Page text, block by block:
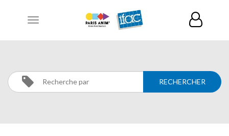
Toggle
DANSES
Activités